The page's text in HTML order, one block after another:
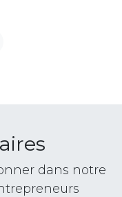
dans notre